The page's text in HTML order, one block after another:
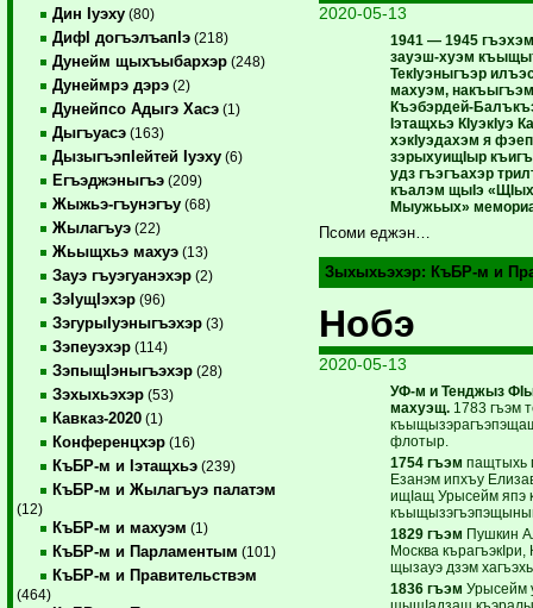
Дин Iуэху (80)
ДифI догъэлъапIэ (218)
Дунейм щыхъыбархэр (248)
Дунеймрэ дэрэ (2)
Дунейпсо Адыгэ Хасэ (1)
Дыгъуасэ (163)
ДызыгъэпIейтей Iуэху (6)
Егъэджэныгъэ (209)
Жыжьэ-гъунэгъу (68)
Жылагъуэ (22)
Жьыщхьэ махуэ (13)
Зауэ гъуэгуанэхэр (2)
ЗэIущIэхэр (96)
ЗэгурыIуэныгъэхэр (3)
Зэпеуэхэр (114)
ЗэпыщIэныгъэхэр (28)
Зэхыхьэхэр (53)
Кавказ-2020 (1)
Конференцхэр (16)
КъБР-м и Iэтащхьэ (239)
КъБР-м и Жылагъуэ палатэм
(12)
КъБР-м и махуэм (1)
КъБР-м и Парламентым (101)
КъБР-м и Правительствэм
(464)
2020-05-13
1941 — 1945
зауэш-хуэм
ТекIуэныгъэр
махуэм,
Къэбэрдей-
Iэтащхьэ КIуэкIуэ
хэкIуэдахэм я
зэрыхуищIыр
удз гъэгъахэр
къалэм щыIэ
Мыужьых»
Псоми еджэн…
Зыхыхьэхэр: КъБР-м и
Нобэ
2020-05-13
УФ-м и Тенджыз
махуэщ.1783 гъэм
флотыр.
1754 гъэм пащтыхь
Езанэм ипхъу
ищIащ Урысейм япэ
1829 гъэм Пушкин
Москва кърагъэкIри,
щызауэ дзэм
1836 гъэм Урысейм